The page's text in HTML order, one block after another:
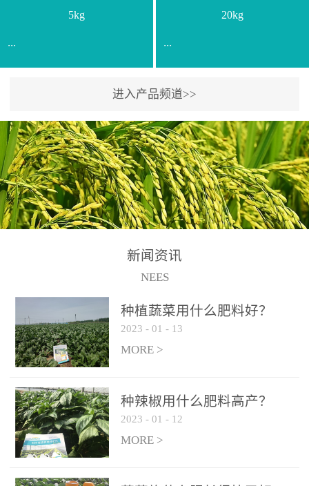
释均匀喷施苗床;移栽前一
天，用同样方法再喷施一
次。移栽前使用，储存在
苗株体内，移栽后，逐步
释放并快速补充营养。3、
作为补氮肥使用：30-100
倍喷施，在开花前期、幼
果期及采摘后各施一次，
间隔2-3周喷施一次。4、
作为叶面肥喷施使用：稀
周喷施一次。5、冲施及滴
灌：亩用量2-3公斤，冲施
进水75%后再进肥效果更
佳。
与复合肥、水溶肥或细土
混均后沟施、穴施、撒施
均可。3、沟施穴施:幼树
环状沟施，每棵用150-
200g，成年树放射状沟
施，每棵用0.5kg-1kg，可
拌肥施，也可拌土施。4、
拌苗床土：每平方米苗床
土用本品1kg-2kg与苗床土
混匀后播种。5、园林盆
土用本品30g-50g追肥或作
底肥。
5kg
...
【通用名称】有机水溶肥
料【产品剂型】水剂【产
品规格】5kg、20kg【技术
指标】有机质≥200g/L、
N+K2O70g/L、PH:6.5-
8.5、水不溶物≤50g/L【执
行标准】NY/T3831-
(2019)准字15306号【使用
灌及无土栽培和营养液的
配方施肥。1、苗期冲施、
滴灌:3-5kg/亩/次(45-75kg/
公顷/次)。2、花前花后或
生长前期︰冲施、滴灌2.5-
5kg/亩/次配合大量元素水
溶肥一起使用，花芽、花
苞饱满，座果率高。3、幼
20kg
...
【通用名称】有机水溶肥
料【产品剂型】水剂【产
品规格】5kg、20kg【技术
指标】有机质≥200g/L、
N+K2O70g/L、PH:6.5-
8.5、水不溶物≤50g/L【执
行标准】NY/T3831-
(2019)准字15306号【使用
方法】适合于基施、追
灌及无土栽培和营养液的
配方施肥。1、苗期冲施、
5kg/亩/次配合大量元素水
进入产品频道>>
新闻资讯
NEES
种植蔬菜用什么肥料好？
2023 - 01 - 13
MORE >
种辣椒用什么肥料高产？
2023 - 01 - 12
MORE >